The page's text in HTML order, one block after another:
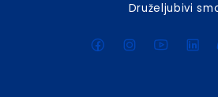
Druželjubivi